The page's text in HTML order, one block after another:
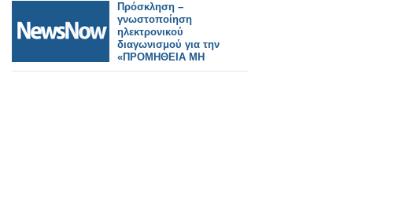
Πρόσκληση –
γνωστοποίηση
ηλεκτρονικού
διαγωνισμού για την
«ΠΡΟΜΗΘΕΙΑ ΜΗ
ΜΟΝΙΜΟΥ ΕΞΟΠΛΙΣΜΟΥ